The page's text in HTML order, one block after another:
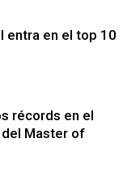
entra en el top 10
récords en el
Master of